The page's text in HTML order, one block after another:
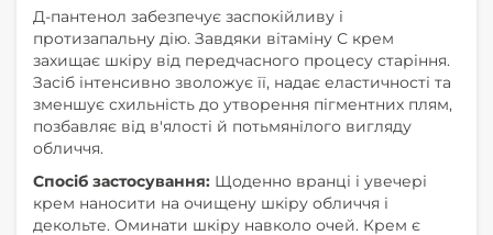
Д-пантенол забезпечує заспокійливу і
протизапальну дію. Завдяки вітаміну С крем
захищає шкіру від передчасного процесу старіння.
Засіб інтенсивно зволожує її, надає еластичності та
зменшує схильність до утворення пігментних плям,
позбавляє від в'ялості й потьмянілого вигляду
обличчя.
Спосіб застосування: Щоденно вранці і увечері
крем наносити на очищену шкіру обличчя і
декольте. Оминати шкіру навколо очей. Крем є